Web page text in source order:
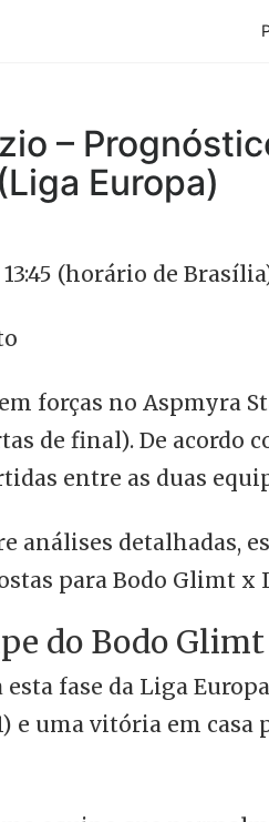
–
Europa)
(horário de
forças no Aspmyra
de final). De acordo
entre as duas
análises detalhadas,
para Bodo Glimt x
do Bodo Glimt
esta fase da Liga
e uma vitória em casa